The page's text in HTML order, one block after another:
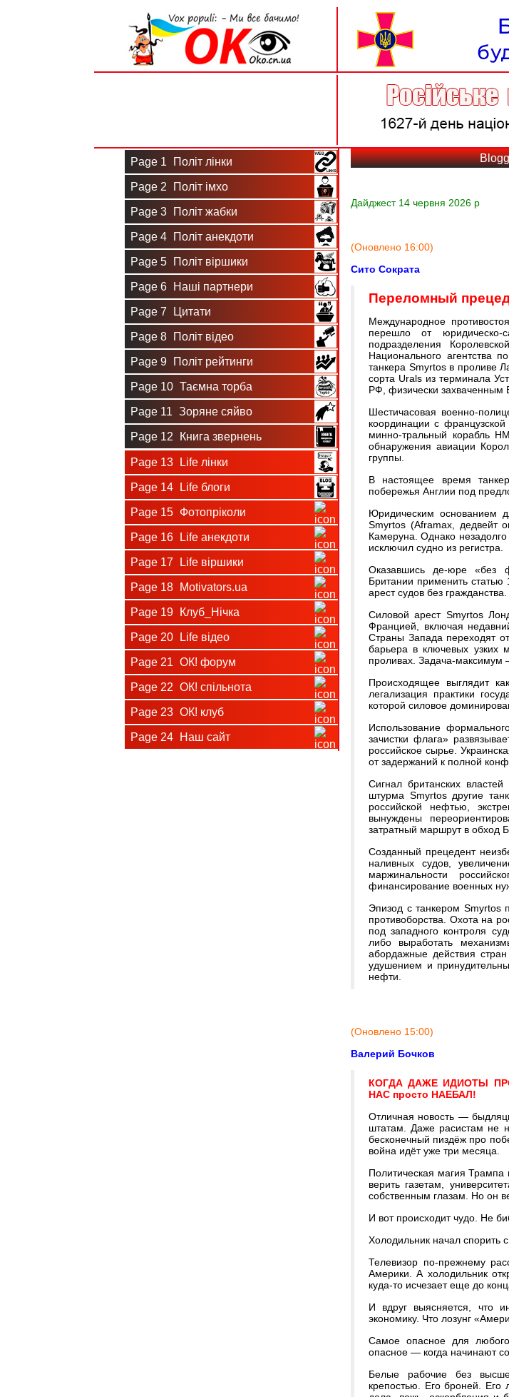
Page 1 Політ лінки
Page 2 Політ імхо
Page 3 Політ жабки
Page 4 Політ анекдоти
Page 5 Політ віршики
Page 6 Наші партнери
Page 7 Цитати
Page 8 Політ відео
Page 9 Політ рейтинги
Page 10 Таємна торба
Page 11 Зоряне сяйво
Page 12 Книга звернень
Page 13 Life лінки
Page 14 Life блоги
Page 15 Фотопріколи
Page 16 Life анекдоти
Page 17 Life віршики
Page 18 Motivators.ua
Page 19 Клуб_Нічка
Page 20 Life відео
Page 21 ОК! форум
Page 22 ОК! спільнота
Page 23 ОК! клуб
Page 24 Наш сайт
Дайджест 14 червня 2026 р
(Оновлено 16:00)
Сито Сократа
Переломный
Международное
перешло от
подразделения
Национального агентства
танкера Smyrtos в проливе
сорта Urals из терминала
РФ, физически захваченным
Шестичасовая военно-
координации с
минно-тральный корабль
обнаружения авиации
группы.
В настоящее время
побережья Англии под
Юридическим основанием
Smyrtos (Aframax, дедвейт
Камеруна. Однако
исключил судно из регистра.
Оказавшись де-юре «без
Британии применить
арест судов без гражданства.
Силовой арест Smyrtos
Францией, включая
Страны Запада переходят
барьера в ключевых узких
проливах. Задача-максимум
Происходящее выглядит
легализация практики
которой силовое
Использование
зачистки флага»
российское сырье.
от задержаний к полной
Сигнал британских
штурма Smyrtos другие
российской нефтью,
вынуждены
затратный маршрут в обход
Созданный прецедент
наливных судов,
маржинальности
финансирование военных
Эпизод с танкером Smyrtos
противоборства. Охота на
под западного контроля
либо выработать
абордажные действия
удушением и
нефти.
(Оновлено 15:00)
Валерий Бочков
КОГДА ДАЖЕ ИДИОТЫ
НАС просто НАЕБАЛ!
Отличная новость —
штатам. Даже расистам не
бесконечный пиздёж про
война идёт уже три месяца.
Политическая магия
верить газетам,
собственным глазам. Но он
И вот происходит чудо. Не
Холодильник начал спорить
Телевизор по-прежнему
Америки. А холодильник
куда-то исчезает еще до
И вдруг выясняется, что
экономику. Что лозунг
Самое опасное для любого
опасное — когда начинают
Белые рабочие без
крепостью. Его броней.